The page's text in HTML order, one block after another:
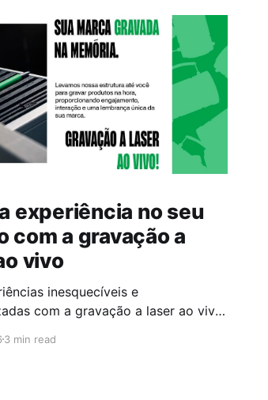
experiência no seu
com a gravação a
vivo
inesquecíveis e
com a gravação a laser ao vivo
3 min read